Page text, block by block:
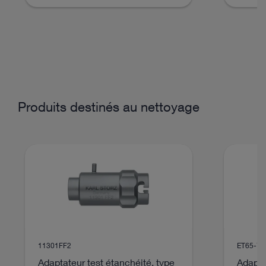
Produits destinés au nettoyage
11301FF2
Adaptateur test étanchéité, type
ET65-